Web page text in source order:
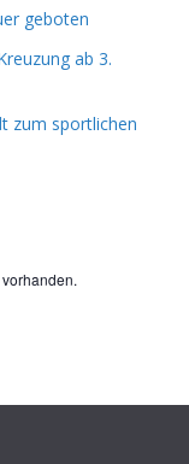
geboten
ab 3.
zum sportlichen